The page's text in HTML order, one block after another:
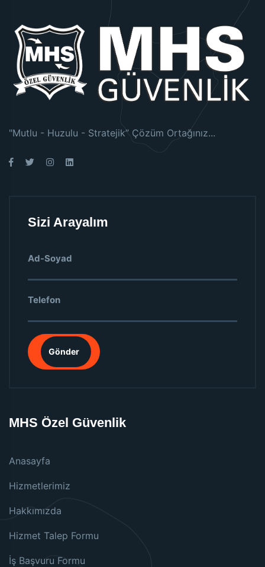
"Mutlu - Huzulu - Stratejik” Çözüm Ortağınız...
Sizi Arayalım
Gönder
MHS Özel Güvenlik
Anasayfa
Hizmetlerimiz
Hakkımızda
Hizmet Talep Formu
İş Başvuru Formu